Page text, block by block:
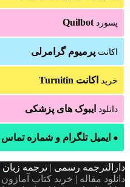
پسورد Quilbot
اکانت پرمیوم گرامرلی
خرید اکانت Turnitin
دانلود ایبوک های پزشکی
● ایمیل تلگرام و شماره تماس
دارالترجمه رسمی | ترجمه زبان